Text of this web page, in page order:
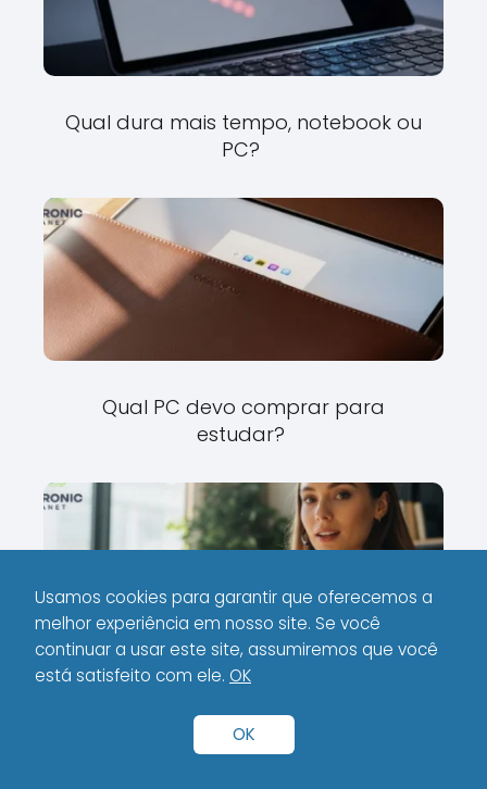
Qual dura mais tempo, notebook ou
PC?
Qual PC devo comprar para
estudar?
O que é mais importante em um
PC?
Usamos cookies para garantir que oferecemos a
melhor experiência em nosso site. Se você
continuar a usar este site, assumiremos que você
está satisfeito com ele. OK
OK